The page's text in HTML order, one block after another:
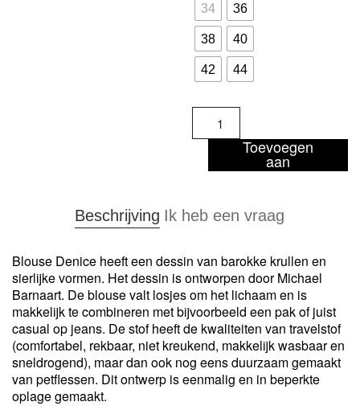
34 36
38 40
42 44
blouse
Toevoegen
aan
winkelwagen
Beschrijving Ik heb een vraag
Blouse Denice heeft een dessin van barokke krullen en
sierlijke vormen. Het dessin is ontworpen door Michael
Barnaart. De blouse valt losjes om het lichaam en is
makkelijk te combineren met bijvoorbeeld een pak of juist
casual op jeans. De stof heeft de kwaliteiten van travelstof
(comfortabel, rekbaar, niet kreukend, makkelijk wasbaar en
sneldrogend), maar dan ook nog eens duurzaam gemaakt
van petflessen. Dit ontwerp is eenmalig en in beperkte
oplage gemaakt.